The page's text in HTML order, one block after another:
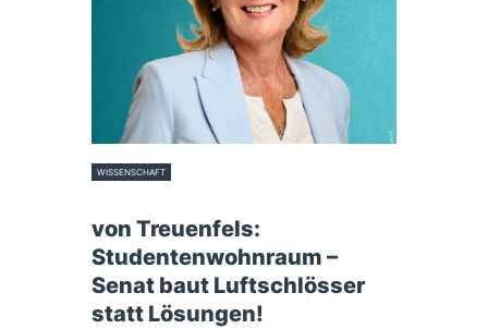
WISSENSCHAFT
von Treuenfels:
Studentenwohnraum –
Senat baut Luftschlösser
statt Lösungen!